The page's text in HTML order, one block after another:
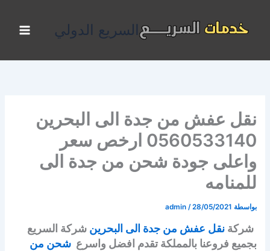
المحتوى
السريع الدولي
نقل عفش من جدة الى البحرين
0560533140 ارخص سعر
واعلى جودة شحن من جدة الى
للمنامه
بواسطة admin /28/05/2021
شركةنقل عفش من جدة الى البحرين شركة السريع
بجميع فروعنا بالمملكة تقدم افضل واسرعشحن من